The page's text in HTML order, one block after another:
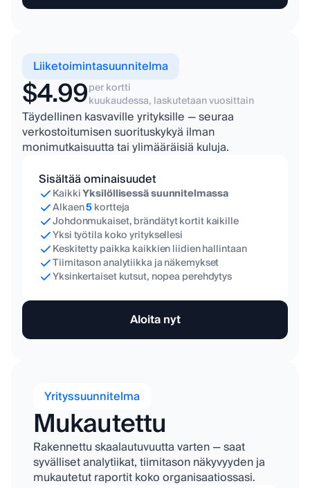
Liiketoimintasuunnitelma
$4.99per kortti
kuukaudessa, laskutetaan vuosittain
Täydellinen kasvaville yrityksille — seuraa
verkostoitumisen suorituskykyä ilman
monimutkaisuutta tai ylimääräisiä kuluja.
Sisältää ominaisuudet
KaikkiYksilöllisessä suunnitelmassa
Alkaen5kortteja
Johdonmukaiset, brändätyt kortit kaikille
Yksi työtila koko yrityksellesi
Keskitetty paikka kaikkien liidien hallintaan
Tiimitason analytiikka ja näkemykset
Yksinkertaiset kutsut, nopea perehdytys
Aloita nyt
Yrityssuunnitelma
Mukautettu
Rakennettu skaalautuvuutta varten — saat
syvälliset analytiikat, tiimitason näkyvyyden ja
mukautetut raportit koko organisaatiossasi.